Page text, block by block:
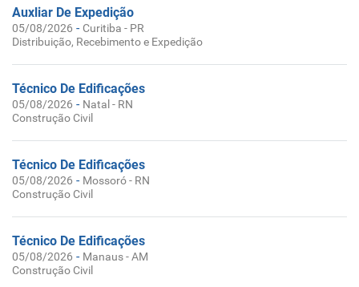
Auxliar De Expedição
05/08/2026 - Curitiba - PR
Distribuição, Recebimento e Expedição
Técnico De Edificações
05/08/2026 - Natal - RN
Construção Civil
Técnico De Edificações
05/08/2026 - Mossoró - RN
Construção Civil
Técnico De Edificações
05/08/2026 - Manaus - AM
Construção Civil